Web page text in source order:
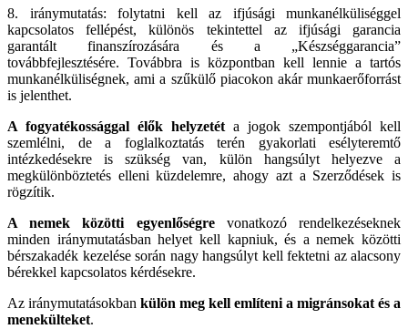
8. iránymutatás: folytatni kell az ifjúsági munkanélküliséggel
kapcsolatos fellépést, különös tekintettel az ifjúsági garancia
garantált finanszírozására és a „Készséggarancia”
továbbfejlesztésére. Továbbra is központban kell lennie a tartós
munkanélküliségnek, ami a szűkülő piacokon akár munkaerőforrást
is jelenthet.
A fogyatékossággal élők helyzetéta jogok szempontjából kell
szemlélni, de a foglalkoztatás terén gyakorlati esélyteremtő
intézkedésekre is szükség van, külön hangsúlyt helyezve a
megkülönböztetés elleni küzdelemre, ahogy azt a Szerződések is
rögzítik.
A nemek közötti egyenlőségrevonatkozó rendelkezéseknek
minden iránymutatásban helyet kell kapniuk, és a nemek közötti
bérszakadék kezelése során nagy hangsúlyt kell fektetni az alacsony
bérekkel kapcsolatos kérdésekre.
Az iránymutatásokban külön meg kell említeni a migránsokat és a
menekülteket.